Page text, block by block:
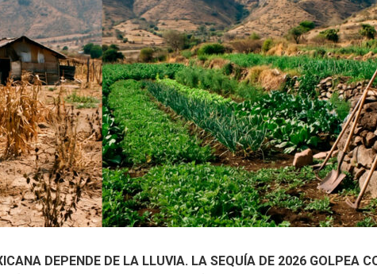
DEPENDE DE LA LLUVIA. LA SEQUÍA DE 2026 GOLPEA